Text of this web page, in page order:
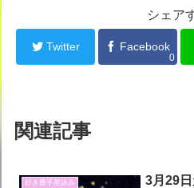
シェア
Twitter Facebook
0
関連記事
好き勝手星詠み
3月29